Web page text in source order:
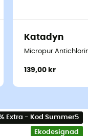
Katadyn
Micropur
139,00 kr
Extra - Kod Summer5
Ekodesignad